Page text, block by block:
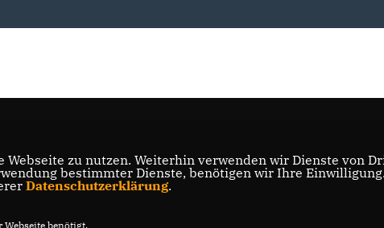
Webseite zu nutzen. Weiterhin verwenden wir Dienste von
bestimmter Dienste, benötigen wir Ihre
Datenschutzerklärung.
benötigt.